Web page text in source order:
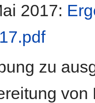
2017:
zu
von